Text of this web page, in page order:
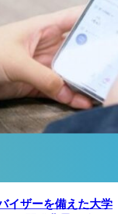
イザーを備えた大学